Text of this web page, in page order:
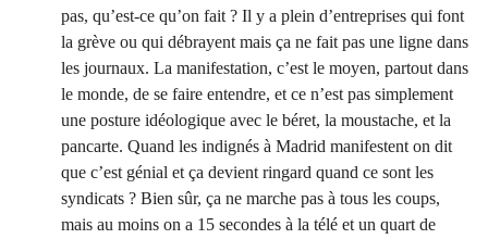
pas, qu’est-ce qu’on fait ? Il y a plein d’entreprises qui font
la grève ou qui débrayent mais ça ne fait pas une ligne dans
les journaux. La manifestation, c’est le moyen, partout dans
le monde, de se faire entendre, et ce n’est pas simplement
une posture idéologique avec le béret, la moustache, et la
pancarte. Quand les indignés à Madrid manifestent on dit
que c’est génial et ça devient ringard quand ce sont les
syndicats ? Bien sûr, ça ne marche pas à tous les coups,
mais au moins on a 15 secondes à la télé et un quart de